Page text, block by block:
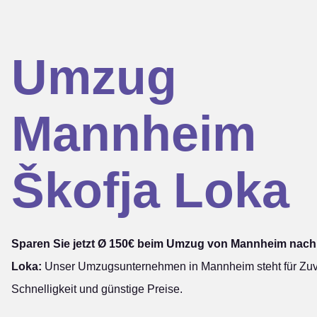
Umzug
Mannheim
Škofja Loka
Sparen Sie jetzt Ø 150€ beim Umzug von Mannheim
Loka: Unser Umzugsunternehmen in Mannheim steht für
Schnelligkeit und günstige Preise.